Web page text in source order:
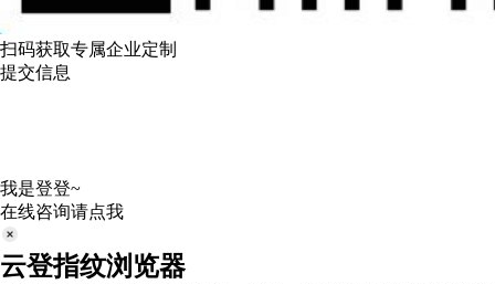
扫码获取专属企业定制
提交信息
我是登登~
在线咨询请点我
云登指纹浏览器